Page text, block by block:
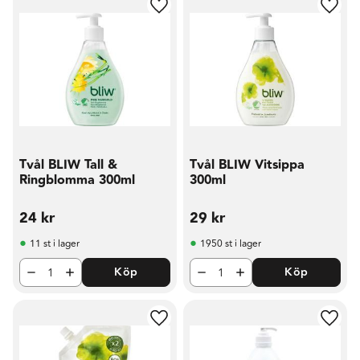
Tvål BLIW Tall &
Ringblomma 300ml
24 kr
Lägg till i favoriter
11 st i lager
Köp
Tvål BLIW Vitsippa
300ml
29 kr
1950 st i lager
Köp
Lägg till i favoriter